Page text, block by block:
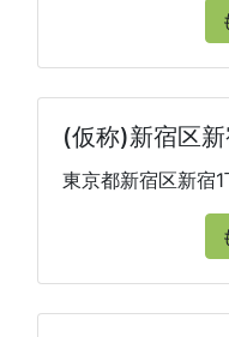
(仮称)新宿区
東京都新宿区新宿